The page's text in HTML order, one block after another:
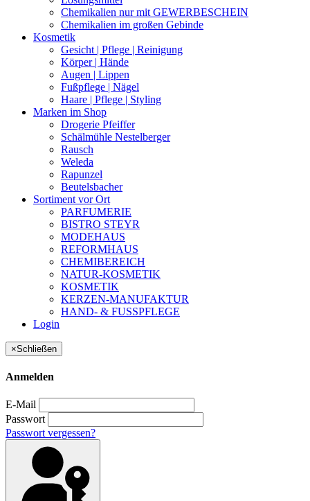
Chemikalien nur mit GEWERBESCHEIN
Chemikalien im großen Gebinde
Kosmetik
Gesicht | Pflege | Reinigung
Körper | Hände
Augen | Lippen
Fußpflege | Nägel
Haare | Pflege | Styling
Marken im Shop
Drogerie Pfeiffer
Schälmühle Nestelberger
Rausch
Weleda
Rapunzel
Beutelsbacher
Sortiment vor Ort
PARFUMERIE
BISTRO STEYR
MODEHAUS
REFORMHAUS
CHEMIBEREICH
NATUR-KOSMETIK
KOSMETIK
KERZEN-MANUFAKTUR
HAND- & FUSSPFLEGE
Login
×Schließen
Anmelden
E-Mail
Passwort
Passwort vergessen?